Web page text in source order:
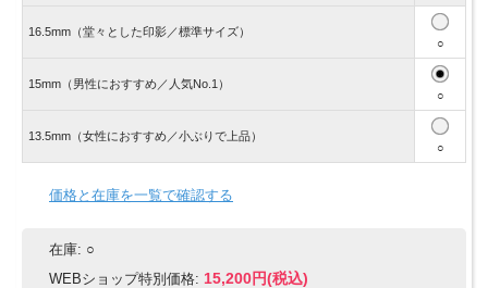
16.5mm（堂々とした印影／標準サイズ）
○
15mm（男性におすすめ／人気No.1）
○
13.5mm（女性におすすめ／小ぶりで上品）
○
価格と在庫を一覧で確認する
在庫: ○
WEBショップ特別価格: 15,200円(税込)